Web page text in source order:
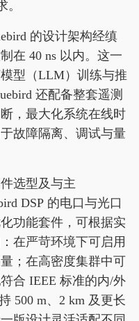
的设计架构经缜
在 40 ns 以内。这一
型（LLM）训练与推
还配备整套遥测
，最大化系统在线时
故障隔离、调试与量
选型及与主
DSP 的电口与光口
功能套件，可根据实
在严苛环境下可启用
；在高密度集群中可
合 IEEE 标准的内/外
500 m、2 km 及更长